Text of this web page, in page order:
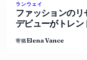
ランウェイ
ファッションのリ
デビューがトレ
寄稿Elena Vance